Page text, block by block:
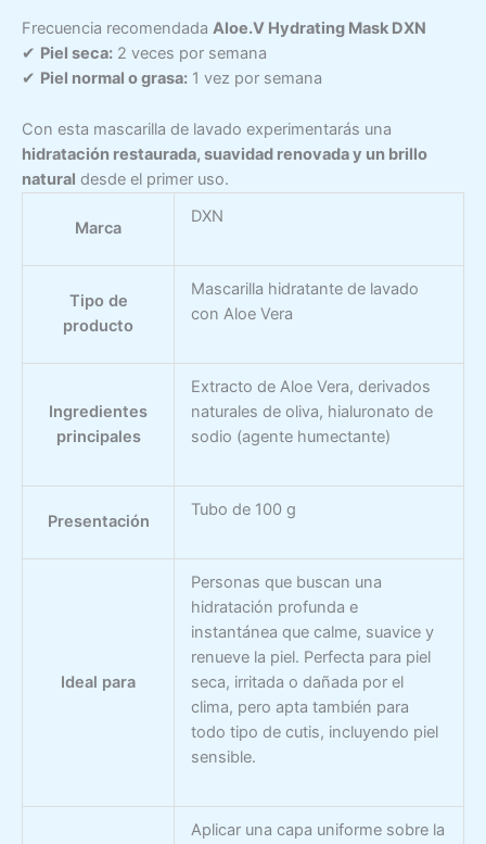
Frecuencia recomendada Aloe.V Hydrating Mask DXN
✔ Piel seca: 2 veces por semana
✔ Piel normal o grasa: 1 vez por semana
Con esta mascarilla de lavado experimentarás una
hidratación restaurada, suavidad renovada y un brillo
natural desde el primer uso.
Marca
DXN
Tipo de
producto
Mascarilla hidratante de lavado
con Aloe Vera
Ingredientes
principales
Extracto de Aloe Vera, derivados
naturales de oliva, hialuronato de
sodio (agente humectante)
Presentación
Tubo de 100 g
Ideal para
Personas que buscan una
hidratación profunda e
instantánea que calme, suavice y
renueve la piel. Perfecta para piel
seca, irritada o dañada por el
clima, pero apta también para
todo tipo de cutis, incluyendo piel
sensible.
Aplicar una capa uniforme sobre la